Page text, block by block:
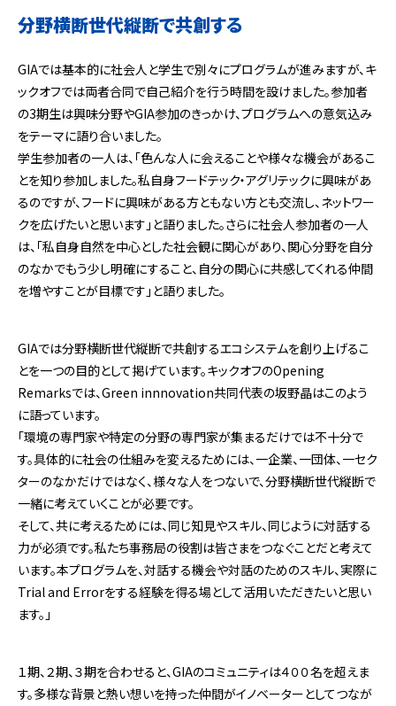
分野横断世代縦断で共創する
GIAでは基本的に社会人と学生で別々にプログラムが進みますが、キ
ックオフでは両者合同で自己紹介を行う時間を設けました。参加者
の3期生は興味分野やGIA参加のきっかけ、プログラムへの意気込み
をテーマに語り合いました。
学生参加者の一人は、「色んな人に会えることや様々な機会があるこ
とを知り参加しました。私自身フードテック・アグリテックに興味があ
るのですが、フードに興味がある方ともない方とも交流し、ネットワー
クを広げたいと思います」と語りました。さらに社会人参加者の一人
は、「私自身自然を中心とした社会観に関心があり、関心分野を自分
のなかでもう少し明確にすること、自分の関心に共感してくれる仲間
を増やすことが目標です」と語りました。
GIAでは分野横断世代縦断で共創するエコシステムを創り上げるこ
とを一つの目的として掲げています。キックオフのOpening
Remarksでは、Green innnovation共同代表の坂野晶はこのよう
に語っています。
「環境の専門家や特定の分野の専門家が集まるだけでは不十分で
す。具体的に社会の仕組みを変えるためには、一企業、一団体、一セク
ターのなかだけではなく、様々な人をつないで、分野横断世代縦断で
一緒に考えていくことが必要です。
そして、共に考えるためには、同じ知見やスキル、同じように対話する
力が必須です。私たち事務局の役割は皆さまをつなぐことだと考えて
います。本プログラムを、対話する機会や対話のためのスキル、実際に
Trial and Errorをする経験を得る場として活用いただきたいと思い
ます。」
１期、２期、３期を合わせると、GIAのコミュニティは４００名を超えま
す。多様な背景と熱い想いを持った仲間がイノベーターとしてつなが